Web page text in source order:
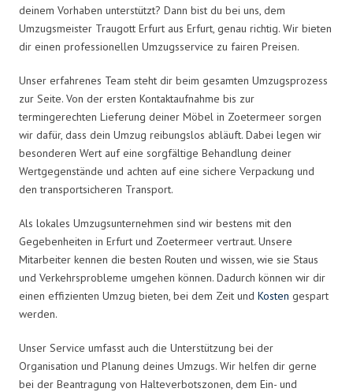
deinem Vorhaben unterstützt? Dann bist du bei uns, dem
Umzugsmeister Traugott Erfurt aus Erfurt, genau richtig. Wir bieten
dir einen professionellen Umzugsservice zu fairen Preisen.
Unser erfahrenes Team steht dir beim gesamten Umzugsprozess
zur Seite. Von der ersten Kontaktaufnahme bis zur
termingerechten Lieferung deiner Möbel in Zoetermeer sorgen
wir dafür, dass dein Umzug reibungslos abläuft. Dabei legen wir
besonderen Wert auf eine sorgfältige Behandlung deiner
Wertgegenstände und achten auf eine sichere Verpackung und
den transportsicheren Transport.
Als lokales Umzugsunternehmen sind wir bestens mit den
Gegebenheiten in Erfurt und Zoetermeer vertraut. Unsere
Mitarbeiter kennen die besten Routen und wissen, wie sie Staus
und Verkehrsprobleme umgehen können. Dadurch können wir dir
einen effizienten Umzug bieten, bei dem Zeit und Kosten gespart
werden.
Unser Service umfasst auch die Unterstützung bei der
Organisation und Planung deines Umzugs. Wir helfen dir gerne
bei der Beantragung von Halteverbotszonen, dem Ein- und